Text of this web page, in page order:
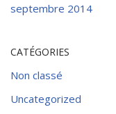
septembre 2014
CATÉGORIES
Non classé
Uncategorized